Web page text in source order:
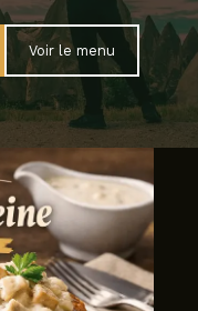
Voir le menu